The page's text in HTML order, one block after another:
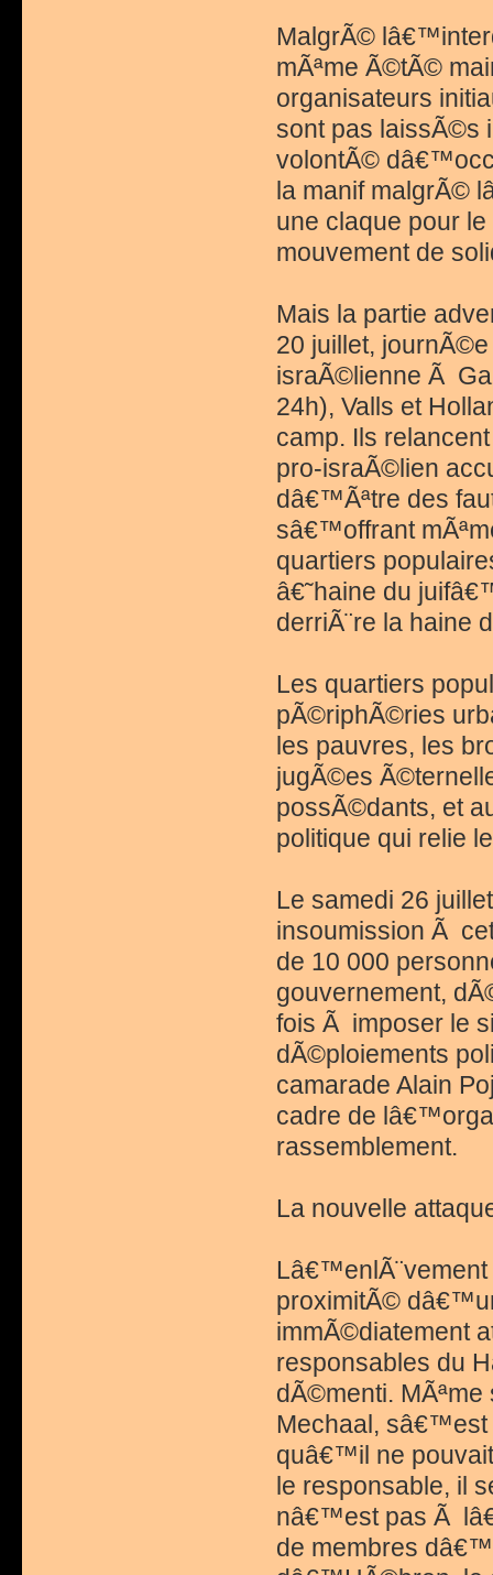
MalgrÃ©
mÃªme Ã©tÃ©
organisateurs
sont pas laissÃ©s
volontÃ©
la manif malgrÃ©
une claque pour
mouvement de
Mais la partie
20 juillet,
israÃ©lienne Ã
24h), Valls et
camp. Ils
pro-israÃ©lien
dâ€™Ãªtre des
sâ€™offrant
quartiers
â€˜haine du
derriÃ¨re la haine
Les quartiers
pÃ©riphÃ©ries
les pauvres, les
jugÃ©es
possÃ©dants, et
politique qui relie
Le samedi 26
insoumission Ã
de 10 000
gouvernement,
fois Ã imposer le
dÃ©ploiements
camarade Alain
cadre de
rassemblement.
La nouvelle
proximitÃ©
immÃ©diatement
responsables du
dÃ©menti.
Mechaal, sâ€™est
quâ€™il ne
le responsable, il
nâ€™est pas Ã
de membres